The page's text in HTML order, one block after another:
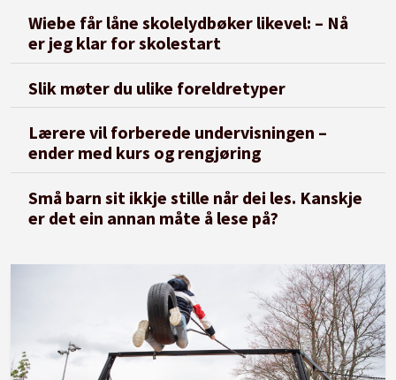
Wiebe får låne skolelydbøker likevel: – Nå
er jeg klar for skolestart
Slik møter du ulike foreldretyper
Lærere vil forberede undervisningen –
ender med kurs og rengjøring
Små barn sit ikkje stille når dei les. Kanskje
er det ein annan måte å lese på?